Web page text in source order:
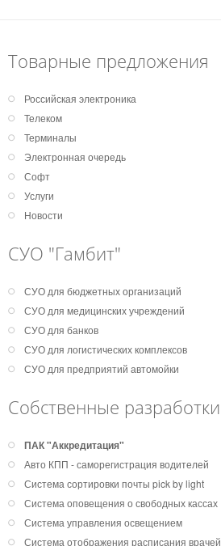
Товарные предложения
Российская электроника
Телеком
Терминалы
Электронная очередь
Софт
Услуги
Новости
СУО "Гамбит"
СУО для бюджетных организаций
СУО для медицинских учреждений
СУО для банков
СУО для логистических комплексов
СУО для предприятий автомойки
Собственные разработки
ПАК "Аккредитация"
Авто КПП - саморегистрация водителей
Система сортировки почты pick by light
Система оповещения о свободных кассах
Система управления освещением
Система отображения расписания врачей